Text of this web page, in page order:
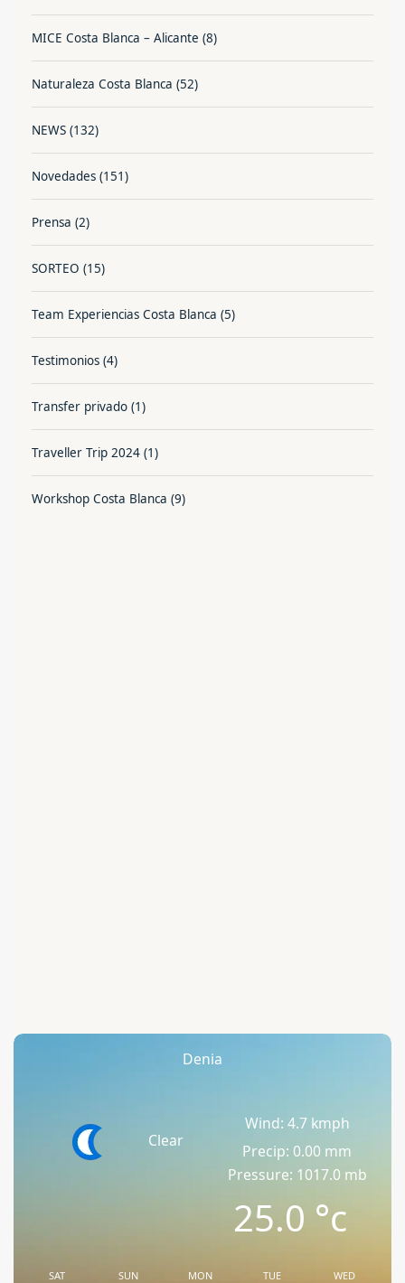
MICE Costa Blanca – Alicante (8)
Naturaleza Costa Blanca (52)
NEWS (132)
Novedades (151)
Prensa (2)
SORTEO (15)
Team Experiencias Costa Blanca (5)
Testimonios (4)
Transfer privado (1)
Traveller Trip 2024 (1)
Workshop Costa Blanca (9)
Denia
Clear
Wind: 4.7 kmph
Precip: 0.00 mm
Pressure: 1017.0 mb
25.0°c
SAT SUN MON TUE WED